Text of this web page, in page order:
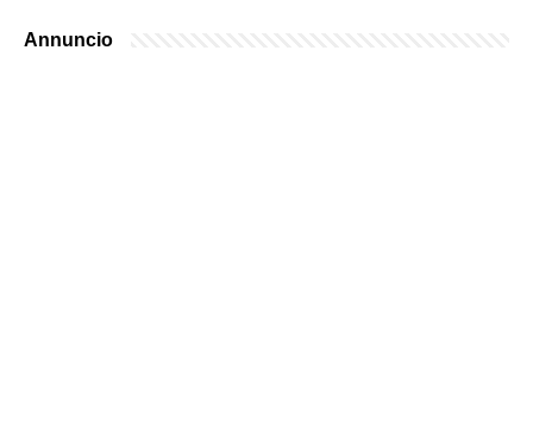
Annuncio